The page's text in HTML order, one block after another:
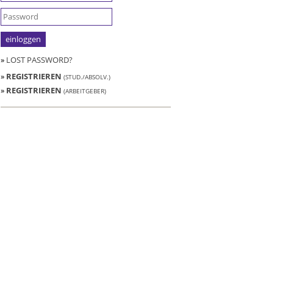
» LOST PASSWORD?
» REGISTRIEREN (STUD./ABSOLV.)
» REGISTRIEREN (ARBEITGEBER)